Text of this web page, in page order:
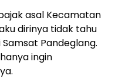
asal Kecamatan
dirinya tidak tahu
Pandeglang.
ingin